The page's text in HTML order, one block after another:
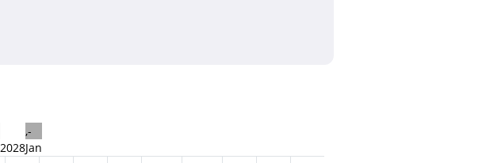
2028
,-
Jan